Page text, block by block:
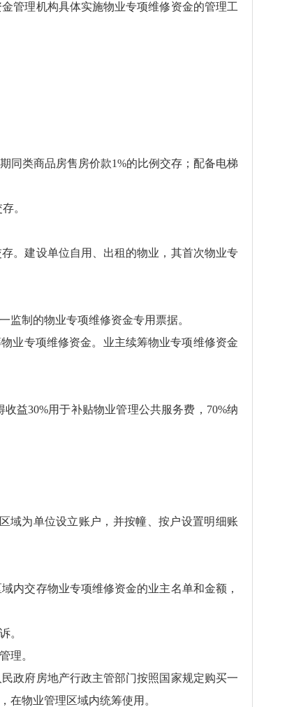
管理机构具体实施物业专项维修资金的管理工
同类商品房售房价款1%的比例交存；配备电梯
。
。建设单位自用、出租的物业，其首次物业专
制的物业专项维修资金专用票据。
业专项维修资金。业主续筹物业专项维修资金
益30%用于补贴物业管理公共服务费，70%纳
域为单位设立账户，并按幢、按户设置明细账
内交存物业专项维修资金的业主名单和金额，
。
理。
政府房地产行政主管部门按照国家规定购买一
在物业管理区域内统筹使用。